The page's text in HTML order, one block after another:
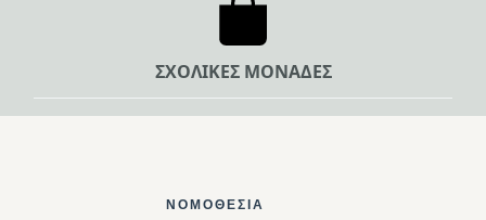
ΣΧΟΛΙΚΕΣ ΜΟΝΑΔΕΣ
ΝΟΜΟΘΕΣΊΑ